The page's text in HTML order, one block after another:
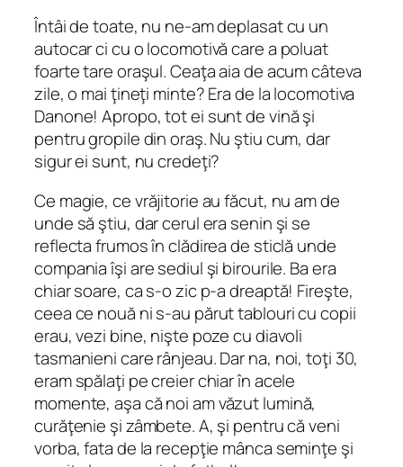
Întâi de toate, nu ne-am deplasat cu un
autocar ci cu o locomotivă care a poluat
foarte tare oraşul. Ceaţa aia de acum câteva
zile, o mai ţineţi minte? Era de la locomotiva
Danone! Apropo, tot ei sunt de vină şi
pentru gropile din oraş. Nu ştiu cum, dar
sigur ei sunt, nu credeţi?
Ce magie, ce vrăjitorie au făcut, nu am de
unde să ştiu, dar cerul era senin şi se
reflecta frumos în clădirea de sticlă unde
compania îşi are sediul şi birourile. Ba era
chiar soare, ca s-o zic p-a dreaptă! Fireşte,
ceea ce nouă ni s-au părut tablouri cu copii
erau, vezi bine, nişte poze cu diavoli
tasmanieni care rânjeau. Dar na, noi, toţi 30,
eram spălaţi pe creier chiar în acele
momente, aşa că noi am văzut lumină,
curăţenie şi zâmbete. A, şi pentru că veni
vorba, fata de la recepţie mânca seminţe şi